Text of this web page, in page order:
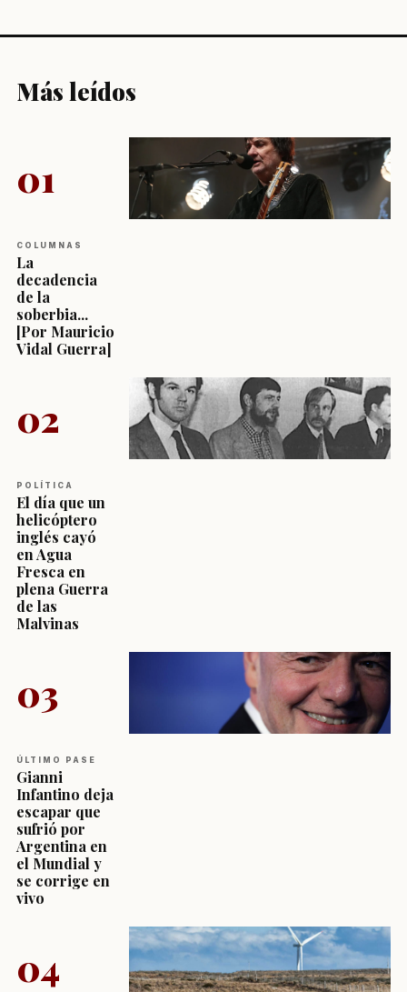
Más leídos
01
COLUMNAS
La
decadencia
de la
soberbia...
[Por Mauricio
Vidal Guerra]
02
POLÍTICA
El día que un
helicóptero
inglés cayó
en Agua
Fresca en
plena Guerra
de las
Malvinas
03
ÚLTIMO PASE
Gianni
Infantino deja
escapar que
sufrió por
Argentina en
el Mundial y
se corrige en
vivo
04